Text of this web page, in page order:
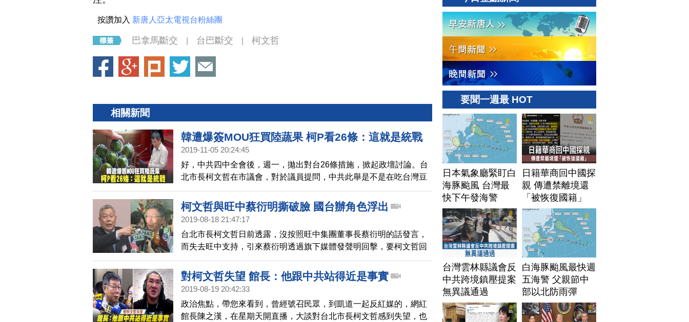
按讚加入 新唐人亞太電視台粉絲團
巴拿馬斷交 台巴斷交 柯文哲
相關新聞
韓遭爆簽MOU狂買陸蔬果 柯P看26條：這就是統戰
2019-11-05 20:24:45
好，中共四中全會後，週一，拋出對台26條措施，掀起政壇討論。台
北市長柯文哲在市議會，對於議員提問，中共此舉是不是在吃台灣豆
腐，柯文哲表示，這就是統戰。
柯文哲與旺中蔡衍明撕破臉 國台辦角色浮出
2019-08-18 21:47:17
台北市長柯文哲日前透露，沒按照旺中集團董事長蔡衍明的話發言，
而失去旺中支持，引來蔡衍明透過旗下媒體發聲明回擊，要柯文哲回
想，兩人與國台辦的關係。柯文哲週日(18日)受訪時回應，媒體不能
搞成政治宣傳機構，要有社會第四權的格調。作家顏擇雅解析蔡衍明
的聲明，言下之意是，如果柯文哲不公布自己與國台辦有何檯面下交
對柯文哲失望 館長：他跟中共站得近是事實
2019-08-19 20:42:33
政治焦點，帶您來看到，曾經號召民眾，到凱道一起反紅媒的，網紅
館長陳之漢，在星期天開直播，大談對台北市長柯文哲感到失望，也
要聞一週最 HOT
日本氣象廳緊盯白
海豚颱風 台灣最
快下午發海警
日籍華商回中國探
親 傳遭禁離境還
「被恢復國籍」
台灣雲林縣議會反
中共跨境鎮壓提案
無異議通過
白海豚颱風最快週
五海警 父親節中
部以北防雨彈